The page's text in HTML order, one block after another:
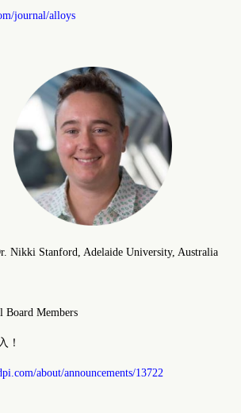
journal/alloys
Nikki Stanford, Adelaide University, Australia
Board Members
！
about/announcements/13722